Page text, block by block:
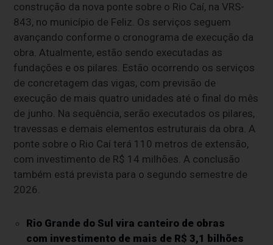
construção da nova ponte sobre o Rio Caí, na VRS-
843, no município de Feliz. Os serviços seguem
avançando conforme o cronograma de execução da
obra. Atualmente, estão sendo executadas as
fundações e os pilares. Estão ocorrendo os serviços
de concretagem das vigas, com previsão de
execução de mais quatro unidades até o final do mês
de junho. Na sequência, serão executados os pilares,
travessas e demais elementos estruturais da obra. A
ponte sobre o Rio Caí terá 110 metros de extensão,
com investimento de R$ 14 milhões. A conclusão
também está prevista para o segundo semestre de
2026.
Rio Grande do Sul vira canteiro de obras
com investimento de mais de R$ 3,1 bilhões